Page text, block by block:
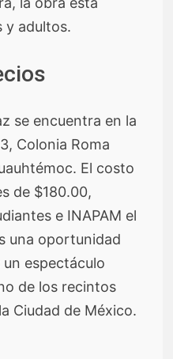
y adultos.
se encuentra en la
Colonia Roma
El costo
de $180.00,
e INAPAM el
una oportunidad
espectáculo
de los recintos
Ciudad de México.